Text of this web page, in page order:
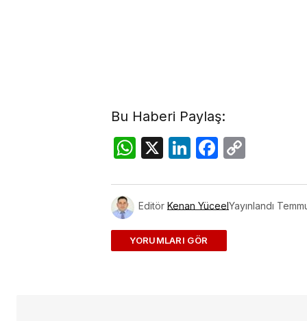
Bu Haberi Paylaş:
WhatsApp
X LinkedIn
Facebook
Editör Kenan YüceelYayınlandı
ADD A COMMENT